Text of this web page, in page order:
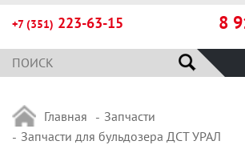
+7 (351) 223-63-15 8
Главная
Запчасти
Запчасти для бульдозера ДСТ УРАЛ